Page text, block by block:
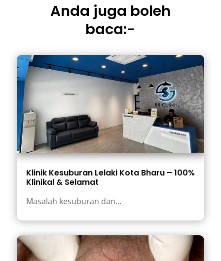
Anda juga boleh
baca:-
Klinik Kesuburan Lelaki Kota Bharu – 100%
Klinikal & Selamat
Masalah kesuburan dan...